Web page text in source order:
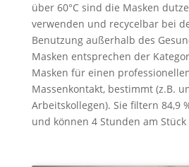
über 60°C sind die Masken
verwenden und recycelbar bei
Benutzung außerhalb des
Masken entsprechen der
Masken für einen
Massenkontakt, bestimmt (z.B.
Arbeitskollegen). Sie filtern 84,9
und können 4 Stunden am